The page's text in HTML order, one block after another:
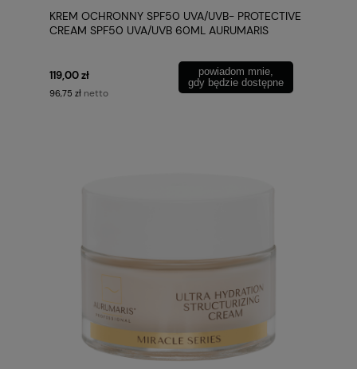
KREM OCHRONNY SPF50 UVA/UVB- PROTECTIVE
CREAM SPF50 UVA/UVB 60ML AURUMARIS
119,00 zł
96,75 zł netto
powiadom mnie,
gdy będzie dostępne